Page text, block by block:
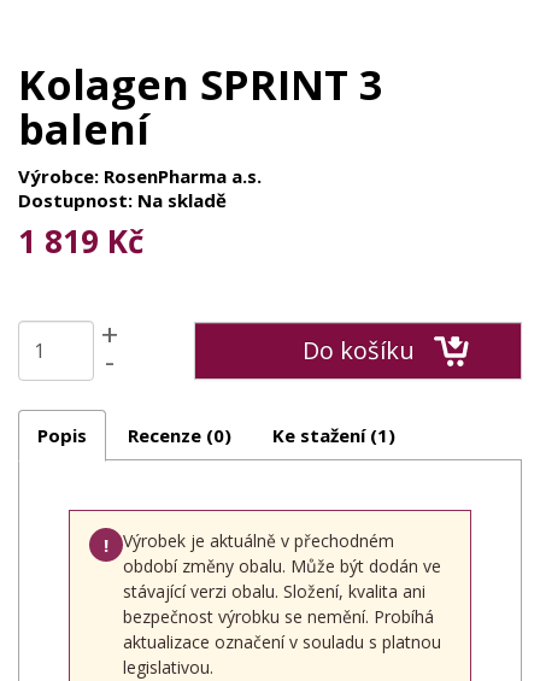
Kolagen SPRINT 3
balení
Výrobce: RosenPharma a.s.
Dostupnost: Na skladě
1 819 Kč
+
- Do košíku
Popis Recenze (0) Ke stažení (1)
!
Výrobek je aktuálně v přechodném
období změny obalu. Může být dodán ve
stávající verzi obalu. Složení, kvalita ani
bezpečnost výrobku se nemění. Probíhá
aktualizace označení v souladu s platnou
legislativou.